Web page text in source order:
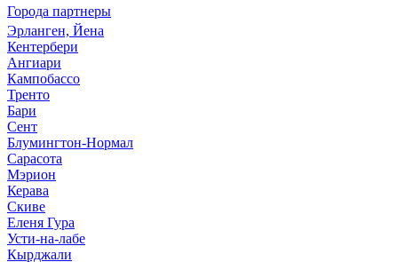
Города партнеры
Эрланген, Йена
Кентербери
Ангиари
Кампобассо
Тренто
Бари
Сент
Блумингтон-Нормал
Сарасота
Мэрион
Керава
Скиве
Еленя Гура
Усти-на-лабе
Кырджали